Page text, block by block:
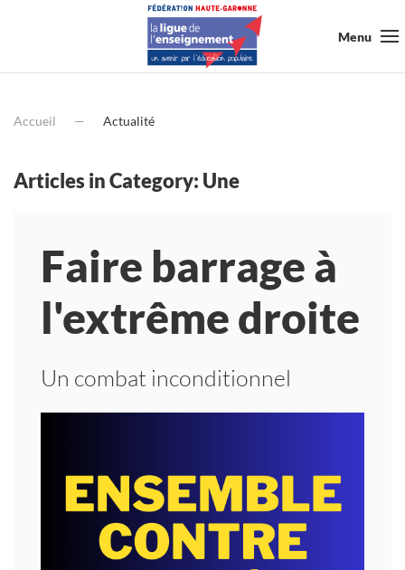
Menu
Accueil Actualité
Articles in Category: Une
Faire barrage à
l'extrême droite
Un combat inconditionnel